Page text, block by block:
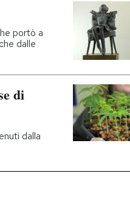
portò a
dalle
di
dalla